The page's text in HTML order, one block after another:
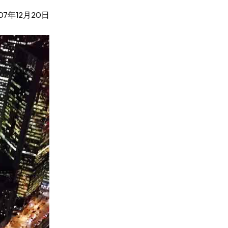
年12月20日